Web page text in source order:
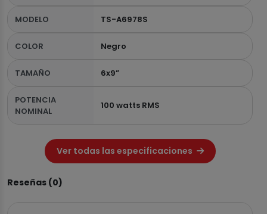
MODELO TS-A6978S
COLOR Negro
TAMAÑO 6x9”
POTENCIA
NOMINAL
100 watts RMS
Ver todas las especificaciones
Reseñas (0)